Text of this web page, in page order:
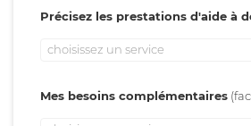
Précisez les prestations d'aide à
choisissez un service
Mes besoins complémentaires